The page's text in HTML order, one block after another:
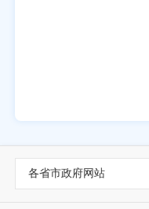
各省市政府网站